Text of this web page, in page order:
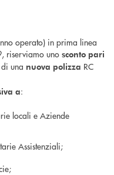
operato) in prima linea
riserviamo uno sconto pari
una nuova polizza RC
a:
locali e Aziende
Assistenziali;